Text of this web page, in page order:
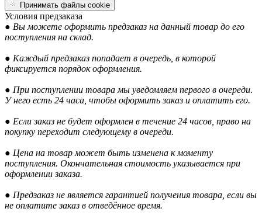
Принимать файлы cookie
Условия предзаказа
● Вы можете оформить предзаказ на данный товар до его
поступления на склад.
● Каждый предзаказ попадает в очередь, в которой
фиксируется порядок оформления.
● При поступлении товара мы уведомляем первого в очереди.
У него есть 24 часа, чтобы оформить заказ и оплатить его.
● Если заказ не будет оформлен в течение 24 часов, право на
покупку переходит следующему в очереди.
● Цена на товар может быть изменена к моменту
поступления. Окончательная стоимость указывается при
оформлении заказа.
● Предзаказ не является гарантией получения товара, если вы
не оплатите заказ в отведённое время.